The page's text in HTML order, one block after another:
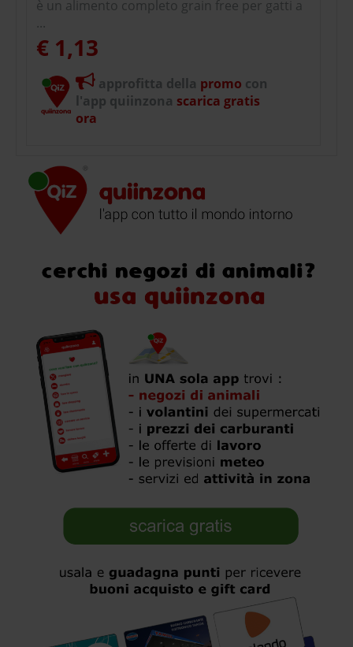
è un alimento completo grain free per gatti a
...
€ 1,13
approfitta della promo con
l'app quiinzona scarica gratis
ora